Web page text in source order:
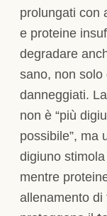
prolungati con
e proteine
degradare
sano, non solo
danneggiati.
non è “più
possibile”, ma
digiuno
mentre
allenamento di